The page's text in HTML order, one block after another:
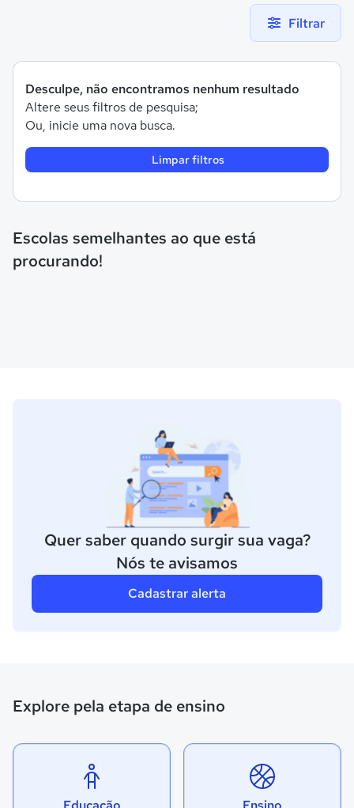
Filtrar
Desculpe, não encontramos nenhum resultado
Altere seus filtros de pesquisa;
Ou, inicie uma nova busca.
Limpar filtros
Escolas semelhantes ao que está
procurando!
Quer saber quando surgir sua vaga?
Nós te avisamos
Cadastrar alerta
Explore pela etapa de ensino